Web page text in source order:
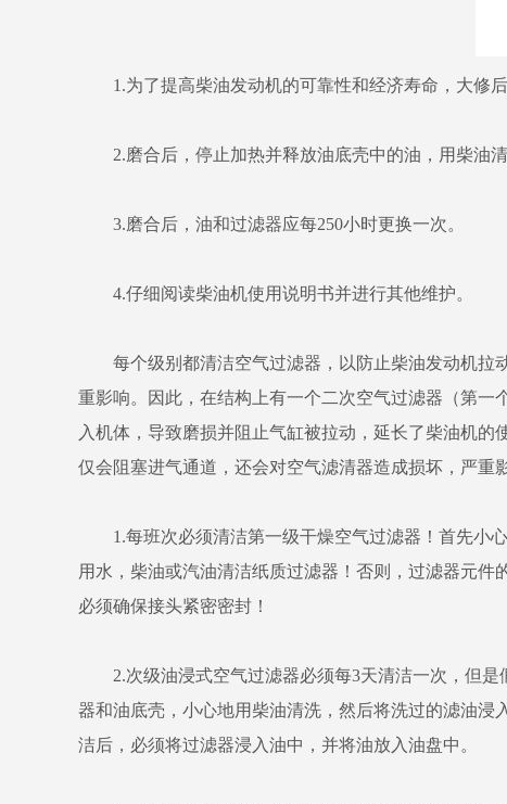
1.为了提高柴油发动机的可靠性和经济寿命，大修后
2.磨合后，停止加热并释放油底壳中的油，用柴油清
3.磨合后，油和过滤器应每250小时更换一次。
4.仔细阅读柴油机使用说明书并进行其他维护。
每个级别都清洁空气过滤器，以防止柴油发动机拉
重影响。因此，在结构上有一个二次空气过滤器（第
入机体，导致磨损并阻止气缸被拉动，延长了柴油机
仅会阻塞进气通道，还会对空气滤清器造成损坏，严重
1.每班次必须清洁第一级干燥空气过滤器！首先小心
用水，柴油或汽油清洁纸质过滤器！否则，过滤器元
必须确保接头紧密密封！
2.次级油浸式空气过滤器必须每3天清洁一次，但是
器和油底壳，小心地用柴油清洗，然后将洗过的滤油
洁后，必须将过滤器浸入油中，并将油放入油盘中。